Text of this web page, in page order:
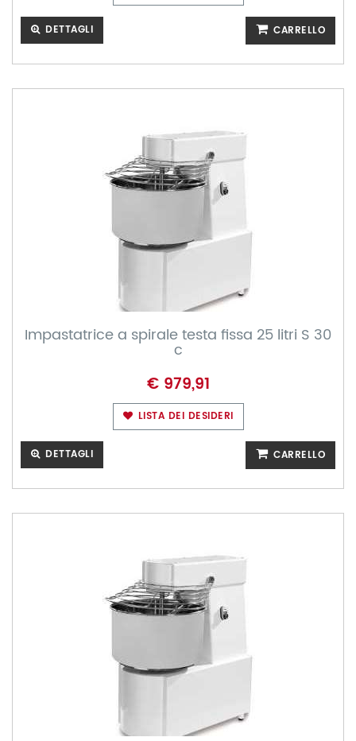
DETTAGLI CARRELLO
Impastatrice a spirale testa fissa 25 litri S 30
c
€ 979,91
LISTA DEI DESIDERI
DETTAGLI CARRELLO